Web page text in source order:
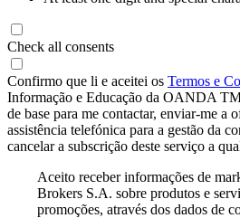
Check all consents
Confirmo que li e aceitei os Termos e
Informação e Educação da OANDA
de base para me contactar, enviar-me a
assistência telefónica para a gestão da
cancelar a subscrição deste serviço a
Aceito receber informações de
Brokers S.A. sobre produtos e
promoções, através dos dados de